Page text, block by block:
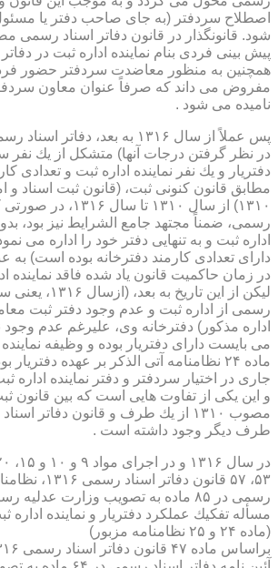
اصطلاح سردفتر (به جای صاحب دفتر یا
پیش بینی فردی بنام نماینده اداره ثبت در
همچنین به منظور معاضدت سردفتر حضور فرد
مفروض می داند كه صرفاً عنوان معاون سردفتر
نامیده می شود .
پس عملاً از سال ۱۳۱۶ به بعد،
در نظر گرفتن درجات آنها) متشكل از یك نفر
دفتریار و یك نفر نماینده اداره ثبت و تعدادی
مطابق قانون كنونی ثبت، (قانون ثبت اسناد
۱۳۱۰) از سال ۱۳۱۰ تا
رسمی، ضمناً مجتهد جامع الشرایط نیز بود،
اداره ثبت و به تنهایی دفتر خود را اداره می
دارای تعدادی كارمند دفترخانه بوده است) به
در زمان حاكمیت قانون یاد شده فاقد نماینده
لیكن از این تاریخ
رسمی از اداره ثبت و عدم وجود دفتر ثبت
اداره مذكور) دفترخانه وی، علیرغم عدم وجود
می بایست دارای دفتریار بوده و وظیفه
ماده ۲۴ نظامنامه آتی الذكر بر عهده
جاری در اختیار سردفتر و دفتر نماینده اداره
و این یكی از تفاوت هایی است كه بین قانون
طرف دیگر وجود داشته است .
۵۳، ۵۷ قانون
رسمی در ۸۵ ماده به تصویب وزارت
مسأله تفكیك عملكرد دفتریار و نماینده
(ماده ۲۴ و ۲۵ نظامنامه مزبور)